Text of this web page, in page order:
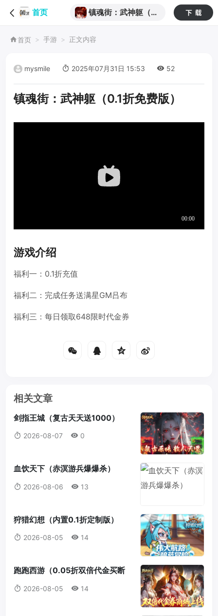
首页
镇魂街：武神躯（0.
首页 手游 正文内容
mysmile 2025年07月31日 15:53 52
镇魂街：武神躯（0.1折免费版）
游戏介绍
福利一：0.1折充值
福利二：完成任务送满星GM吕布
福利三：每日领取648限时代金券
相关文章
剑指王城（复古天天送1000）
2026-08-07 0
血饮天下（赤溟游兵爆爆杀）
2026-08-06 13
狩猎幻想（内置0.1折定制版）
2026-08-05 14
跑跑西游（0.05折双倍代金买断
版）
2026-08-05 14